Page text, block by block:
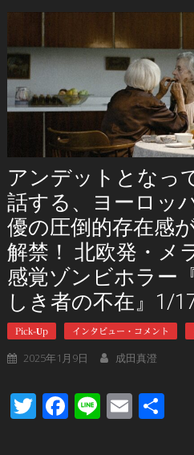
アンデットとなっ
話する、ヨーロッ
優の圧倒的存在感
解禁！ 北欧発・メ
感覚ゾンビホラー
しき者の不在』1/
Pick-Up インタビュー・コメント
2025年1月9日 成田真澄
Twitter
Facebook
LineEmail